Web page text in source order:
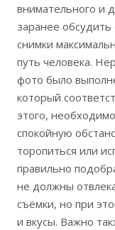
внимательного и
заранее
снимки
путь человека.
фото было
который
этого,
спокойную
торопиться или
правильно
не должны
съёмки, но при
и вкусы. Важно